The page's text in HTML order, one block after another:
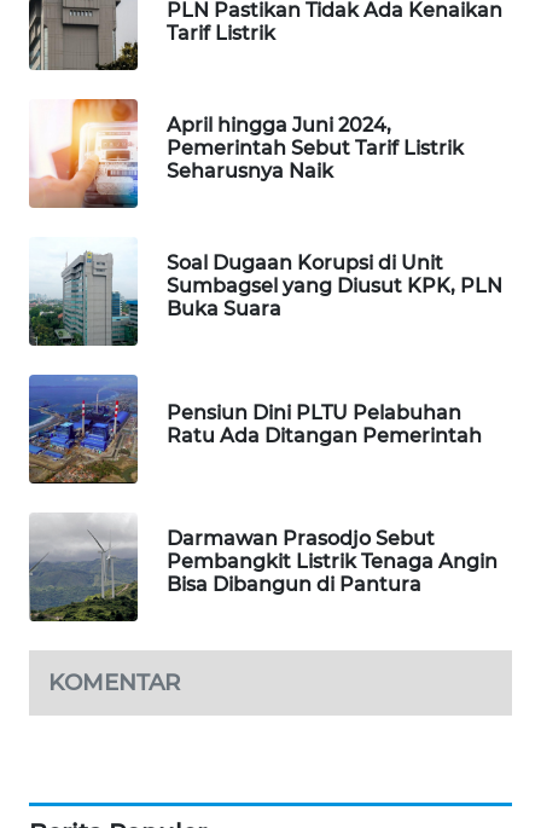
PLN Pastikan Tidak Ada Kenaikan
Tarif Listrik
April hingga Juni 2024,
Pemerintah Sebut Tarif Listrik
Seharusnya Naik
Soal Dugaan Korupsi di Unit
Sumbagsel yang Diusut KPK, PLN
Buka Suara
Pensiun Dini PLTU Pelabuhan
Ratu Ada Ditangan Pemerintah
Darmawan Prasodjo Sebut
Pembangkit Listrik Tenaga Angin
Bisa Dibangun di Pantura
KOMENTAR
NEWS
JAKARTA
NEWS
KRT
KARING
NEWS
JURNAL
MARITIM
HUMBANG
GARONGGANG
NEWS
FISUELRI
ID